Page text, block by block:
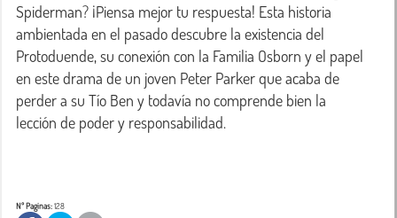
Spiderman? ¡Piensa mejor tu respuesta! Esta historia
ambientada en el pasado descubre la existencia del
Protoduende, su conexión con la Familia Osborn y el papel
en este drama de un joven Peter Parker que acaba de
perder a su Tío Ben y todavía no comprende bien la
lección de poder y responsabilidad.
Nº Paginas:128